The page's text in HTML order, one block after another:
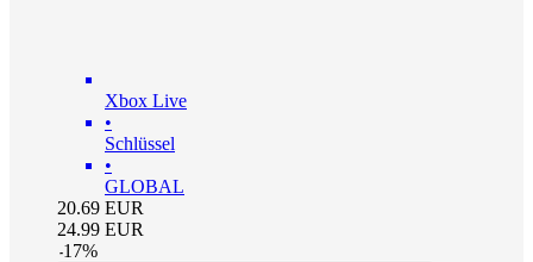
Xbox Live
•
Schlüssel
•
GLOBAL
20.69 EUR
24.99 EUR
-17%